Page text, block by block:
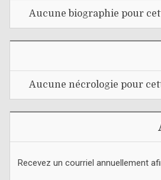
Aucune biographie pour
Aucune nécrologie pour
Recevez un courriel annuellement